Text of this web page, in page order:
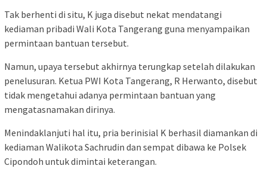
Tak berhenti di situ, K juga disebut nekat mendatangi
kediaman pribadi Wali Kota Tangerang guna menyampaikan
permintaan bantuan tersebut.
Namun, upaya tersebut akhirnya terungkap setelah dilakukan
penelusuran. Ketua PWI Kota Tangerang, R Herwanto, disebut
tidak mengetahui adanya permintaan bantuan yang
mengatasnamakan dirinya.
Menindaklanjuti hal itu, pria berinisial K berhasil diamankan di
kediaman Walikota Sachrudin dan sempat dibawa ke Polsek
Cipondoh untuk dimintai keterangan.